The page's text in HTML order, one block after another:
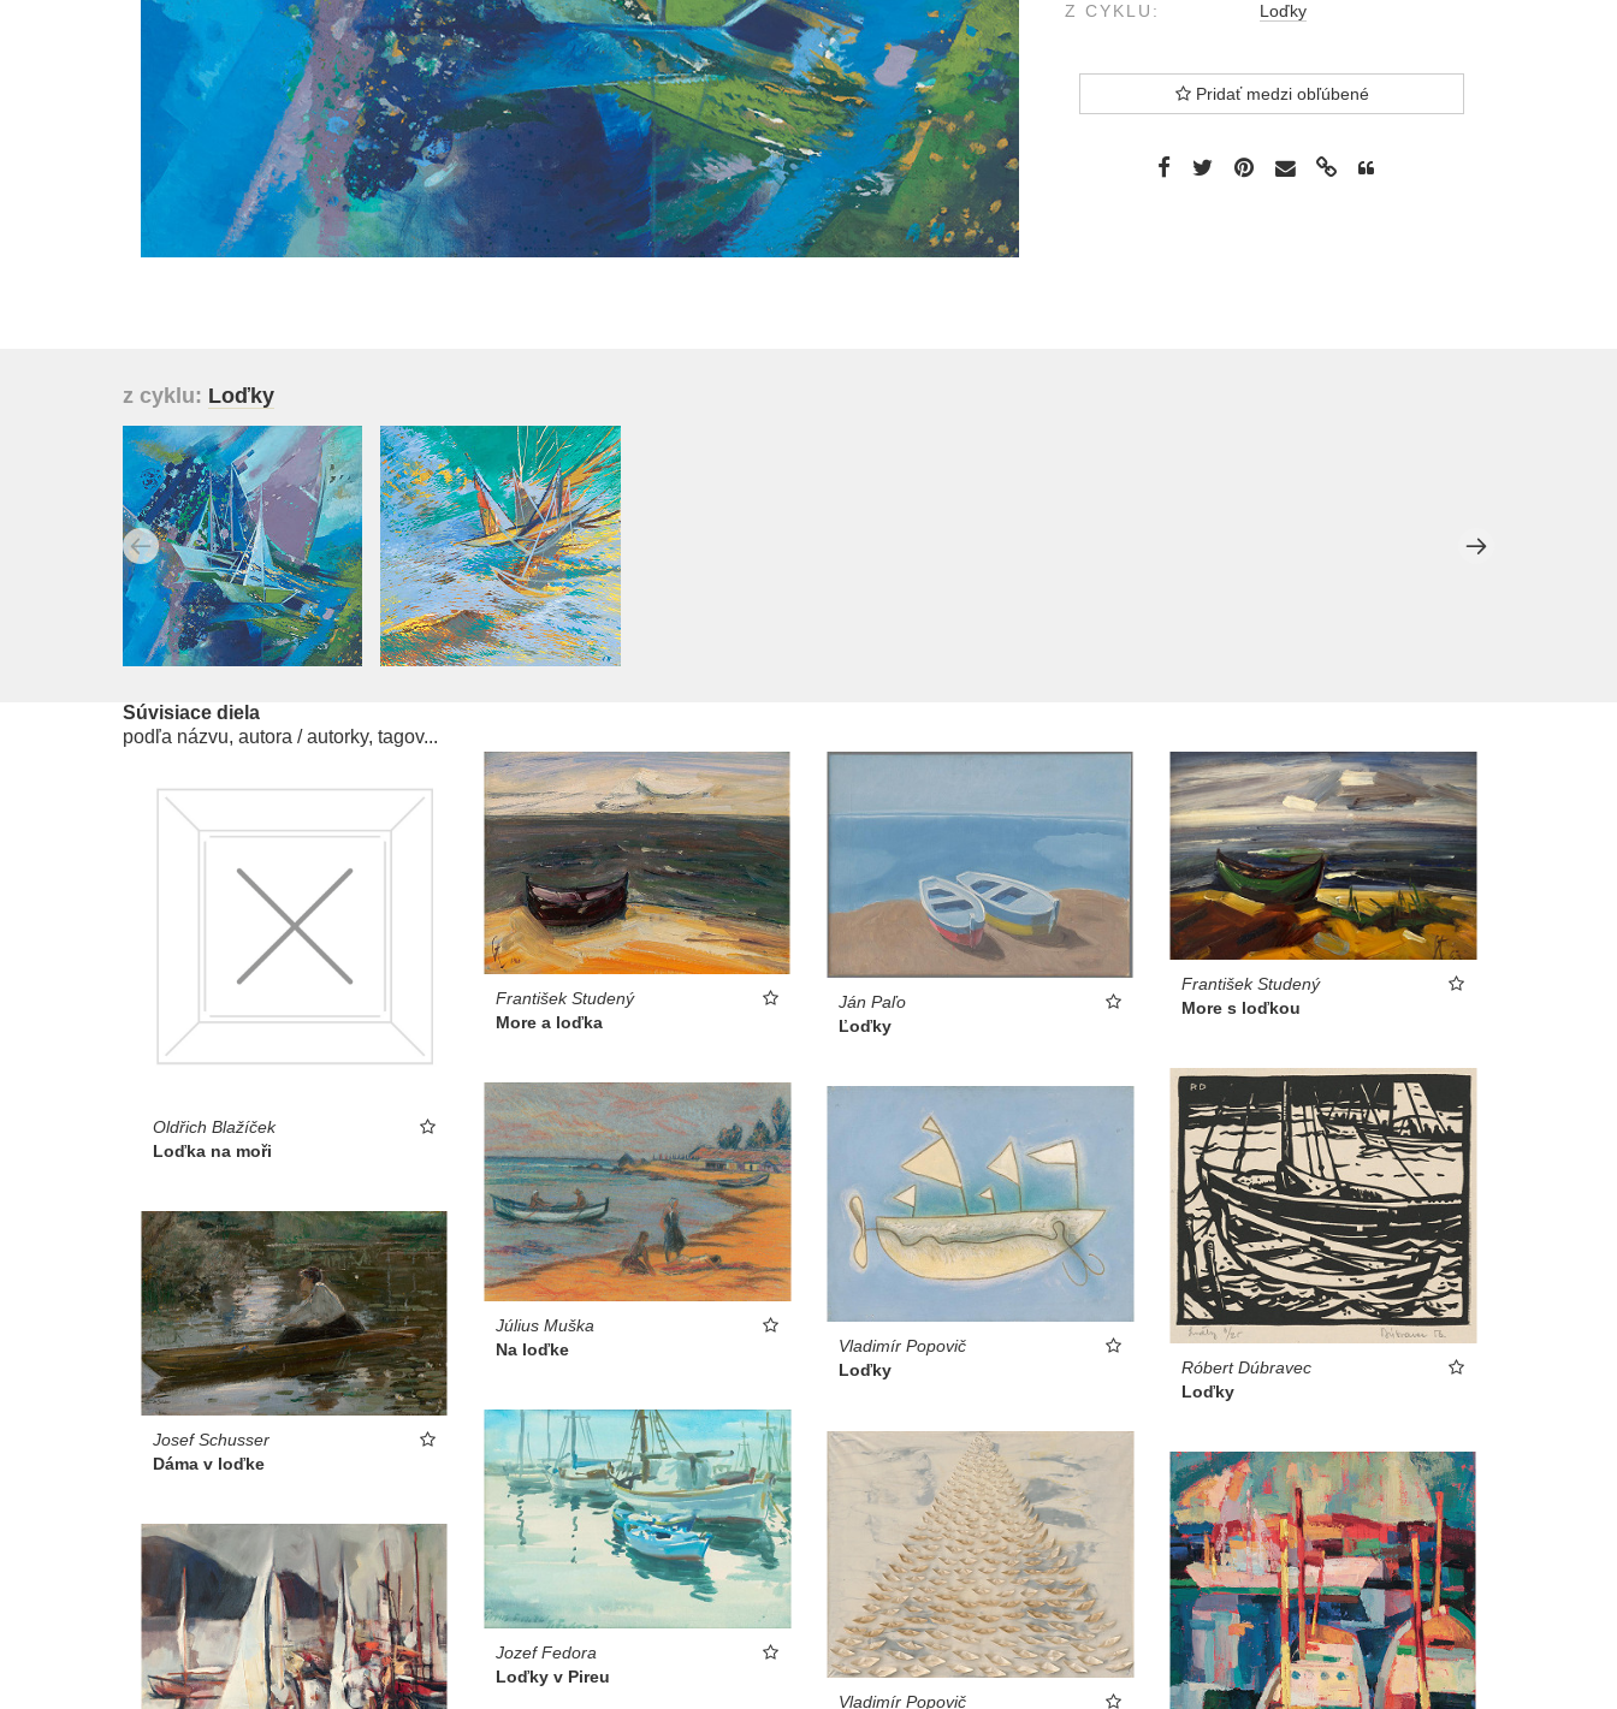
Z CYKLU: Loďky
Pridať medzi obľúbené
z cyklu: Loďky
Súvisiace diela
podľa názvu, autora / autorky, tagov...
Oldřich Blažíček
Loďka na moři
František Studený
More a loďka
Ján Paľo
Ľoďky
František Studený
More s loďkou
Róbert Dúbravec
Loďky
Július Muška
Na loďke
Vladimír Popovič
Loďky
Josef Schusser
Dáma v loďke
Jozef Fedora
Loďky v Pireu
Vladimír Popovič